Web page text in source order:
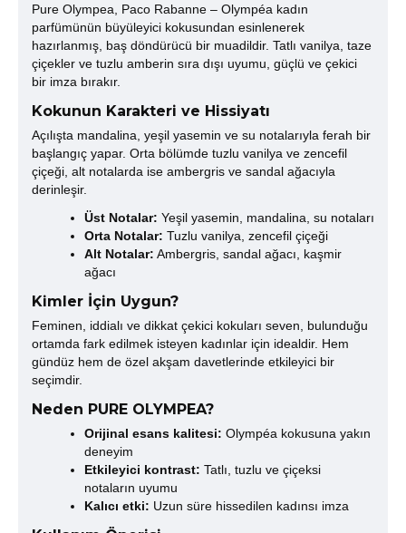
Pure Olympea, Paco Rabanne – Olympéa kadın
parfümünün büyüleyici kokusundan esinlenerek
hazırlanmış, baş döndürücü bir muadildir. Tatlı vanilya, taze
çiçekler ve tuzlu amberin sıra dışı uyumu, güçlü ve çekici
bir imza bırakır.
Kokunun Karakteri ve Hissiyatı
Açılışta mandalina, yeşil yasemin ve su notalarıyla ferah bir
başlangıç yapar. Orta bölümde tuzlu vanilya ve zencefil
çiçeği, alt notalarda ise ambergris ve sandal ağacıyla
derinleşir.
Üst Notalar: Yeşil yasemin, mandalina, su notaları
Orta Notalar: Tuzlu vanilya, zencefil çiçeği
Alt Notalar: Ambergris, sandal ağacı, kaşmir
ağacı
Kimler İçin Uygun?
Feminen, iddialı ve dikkat çekici kokuları seven, bulunduğu
ortamda fark edilmek isteyen kadınlar için idealdir. Hem
gündüz hem de özel akşam davetlerinde etkileyici bir
seçimdir.
Neden PURE OLYMPEA?
Orijinal esans kalitesi: Olympéa kokusuna yakın
deneyim
Etkileyici kontrast: Tatlı, tuzlu ve çiçeksi
notaların uyumu
Kalıcı etki: Uzun süre hissedilen kadınsı imza